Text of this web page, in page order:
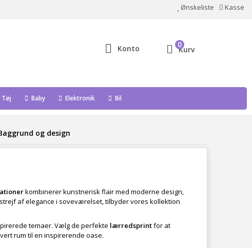
Ønskeliste Kasse
Konto Kurv
0
Tøj Baby Elektronik Bil
og design
kombinerer kunstnerisk flair med moderne design,
af elegance i soveværelset, tilbyder vores kollektion
temaer. Vælg de perfekte lærredsprintfor at
rum til en inspirerende oase.